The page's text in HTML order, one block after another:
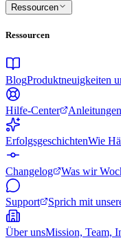
Ressourcen
Ressourcen
BlogProduktneuigkeiten
Hilfe-Center
ErfolgsgeschichtenWie
Changelog Was wir
Support Sprich mit
Über unsMission, Team,